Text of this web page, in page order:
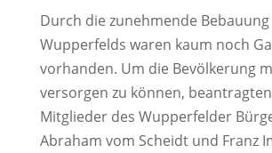
Durch die zunehmende Bebauung
Wupperfelds waren kaum noch
vorhanden. Um die Bevölkerung
versorgen zu können,
Mitglieder des Wupperfelder
Abraham vom Scheidt und Franz